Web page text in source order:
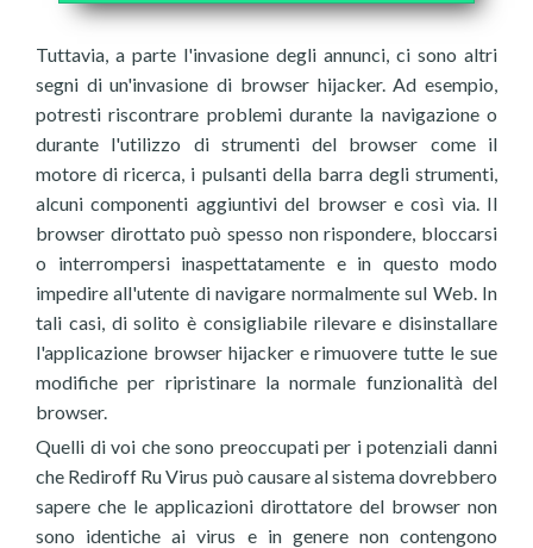
Tuttavia, a parte l'invasione degli annunci, ci sono altri
segni di un'invasione di browser hijacker. Ad esempio,
potresti riscontrare problemi durante la navigazione o
durante l'utilizzo di strumenti del browser come il
motore di ricerca, i pulsanti della barra degli strumenti,
alcuni componenti aggiuntivi del browser e così via. Il
browser dirottato può spesso non rispondere, bloccarsi
o interrompersi inaspettatamente e in questo modo
impedire all'utente di navigare normalmente sul Web. In
tali casi, di solito è consigliabile rilevare e disinstallare
l'applicazione browser hijacker e rimuovere tutte le sue
modifiche per ripristinare la normale funzionalità del
browser.
Quelli di voi che sono preoccupati per i potenziali danni
che Rediroff Ru Virus può causare al sistema dovrebbero
sapere che le applicazioni dirottatore del browser non
sono identiche ai virus e in genere non contengono